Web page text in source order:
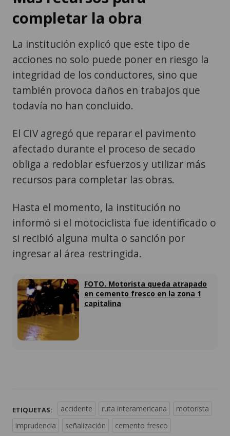
completar la obra
La institución explicó que este tipo de
acciones no solo puede poner en riesgo la
integridad de los conductores, sino que
también provoca daños en trabajos que
todavía no han concluido.
El CIV agregó que reparar el pavimento
afectado durante el proceso de secado
obliga a redoblar esfuerzos y utilizar más
recursos para completar las obras.
Hasta el momento, la institución no
informó si el motociclista fue identificado o
si recibió alguna multa o sanción por
ingresar al área restringida.
FOTO. Motorista queda atrapado
en cemento fresco en la zona 1
capitalina
ETIQUETAS: accidente ruta interamericana
motorista
imprudencia
señalización cemento fresco